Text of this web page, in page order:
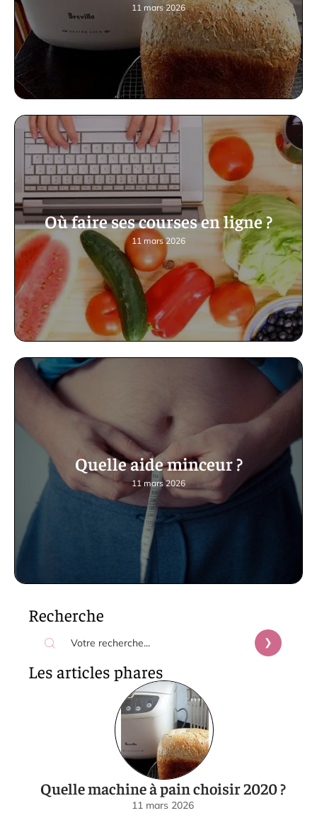
11 mars 2026
Où faire ses courses en ligne ?
11 mars 2026
Quelle aide minceur ?
11 mars 2026
Recherche
Les articles phares
Quelle machine à pain choisir 2020 ?
11 mars 2026